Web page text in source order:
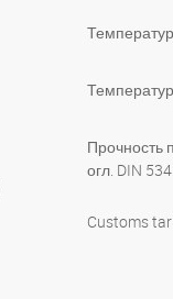
Прочность
огл. DIN
Customs